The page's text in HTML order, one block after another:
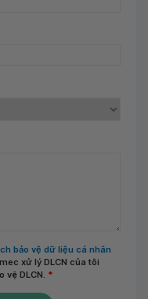
bảo vệ dữ liệu cá nhân
xử lý DLCN của tôi
DLCN. *